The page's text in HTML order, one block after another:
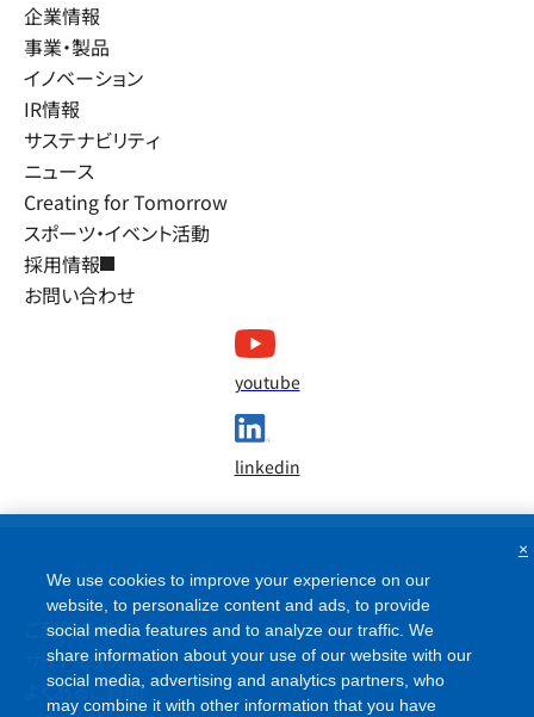
企業情報
事業・製品
イノベーション
IR情報
サステナビリティ
ニュース
Creating for Tomorrow
スポーツ・イベント活動
採用情報
お問い合わせ
youtube
linkedin
ご利用条件
サイトマップ
よくあるご質問
We use cookies to improve your experience on our
website, to personalize content and ads, to provide
social media features and to analyze our traffic. We
share information about your use of our website with our
social media, advertising and analytics partners, who
may combine it with other information that you have
×